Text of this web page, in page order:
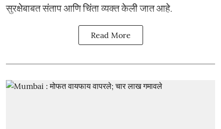
सुरक्षेबाबत संताप आणि चिंता व्यक्त केली जात आहे.
Read More